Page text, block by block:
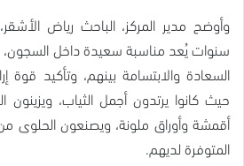
وأوضح مدير المركز، الباحث رياض
سنوات يُعد مناسبة سعيدة داخل السجون،
السعادة والابتسامة بينهم، وتأكيد قوة
حيث كانوا يرتدون أجمل الثياب،
أقمشة وأوراق ملونة، ويصنعون الحلوى
المتوفرة لديهم.